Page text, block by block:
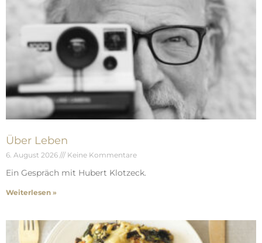
Über Leben
6. August 2026 Keine Kommentare
Ein Gespräch mit Hubert Klotzeck.
Weiterlesen »